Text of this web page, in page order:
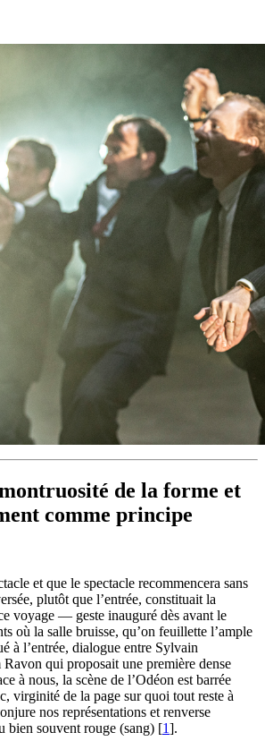
de la forme et
comme principe
et que le spectacle recommencera sans
plutôt que l’entrée, constituait la
voyage — geste inauguré dès avant le
où la salle bruisse, qu’on feuillette l’ample
à l’entrée, dialogue entre Sylvain
qui proposait une première dense
à nous, la scène de l’Odéon est barrée
virginité de la page sur quoi tout reste à
nos représentations et renverse
bien souvent rouge (sang) [1].